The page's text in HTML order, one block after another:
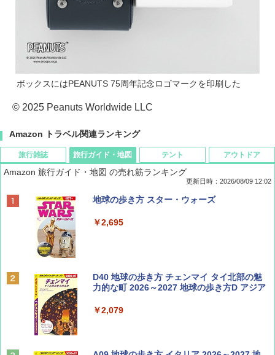
ボックスにはPEANUTS 75周年記念ロゴマークを印刷した
© 2025 Peanuts Worldwide LLC
Amazon トラベル関連ランキング
旅行雑誌
BE-PAL(ビ-パル) 2026年 9 月号【特別付録:
ディズニーファン ２０２６年 ９月号 [雑
誌] (ＤＩＳＮＥＹ ＦＡＮ)
￥713
旅行ガイド・地図
Amazon 旅行ガイド・地図 の売れ筋ランキング
更新日時：2026/08/09 12:02
地球の歩き方 スター・ウォーズ
￥2,695
D40 地球の歩き方 チェンマイ タイ北部の魅
力的な町 2026～2027 地球の歩き方D アジア
￥2,079
テント アウトドア